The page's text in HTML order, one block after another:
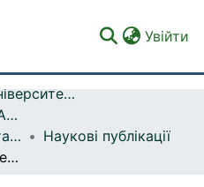
Увійти
Факультети Університету
СОЦІАЛЬНО-ГУМАНІТАРНИЙ ФАКУЛЬТЕТ
Філології, педагогіки та методики викладання
Наукові публікації
Первісна семантика деяких пісенних символів у весільному фольклорі Західного Полісся